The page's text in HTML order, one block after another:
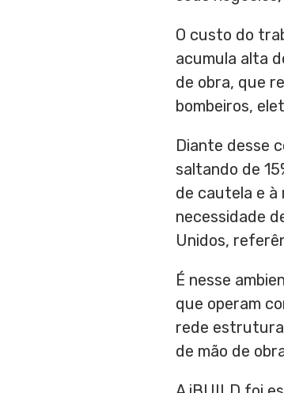
O custo do
acumula alta
de obra, que
bombeiros,
Diante desse
saltando de
de cautela e à
necessidade
Unidos,
É nesse
que operam
rede
de mão de